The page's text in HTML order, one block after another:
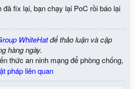
fix lại, bạn chạy lại PoC rồi báo lại
WhiteHatđể thảo luận và cập
hàng ngày.
thức an ninh mạng để phòng chống,
pháp liên quan